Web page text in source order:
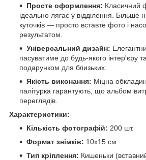
Просте оформлення: Класичний
ідеально лягає у відділення. Більше
куточків — просто вставте фото і
результатом.
Універсальний дизайн:
пасуватиме до будь-якого інтер'єру
подарунком для близьких.
Якість виконання: Міцна
палітурка гарантують, що альбом
переглядів.
Характеристики:
Кількість фотографій: 200 шт.
Формат знімків: 10x15 см.
Тип кріплення: Кишеньки